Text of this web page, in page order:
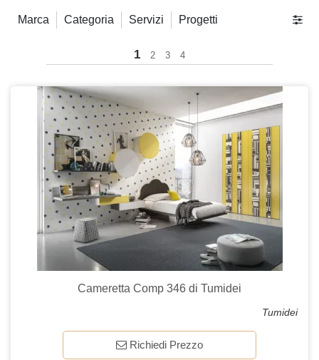
Marca Categoria Servizi Progetti
1 2 3 4
Cameretta Comp 346 di Tumidei
Tumidei
Richiedi Prezzo